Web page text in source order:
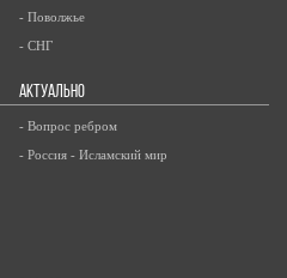
- Поволжье
- СНГ
АКТУАЛЬНО
- Вопрос ребром
- Россия - Исламский мир